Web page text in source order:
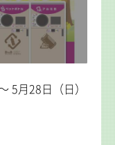
5月28日（日）